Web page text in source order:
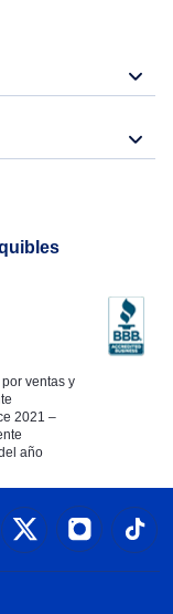
ventas y
2021 –
año